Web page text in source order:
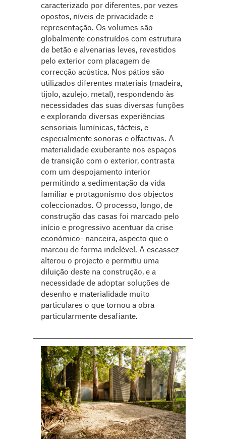
caracterizado por diferentes, por vezes
opostos, níveis de privacidade e
representação. Os volumes são
globalmente construídos com estrutura
de betão e alvenarias leves, revestidos
pelo exterior com placagem de
correcção acústica. Nos pátios são
utilizados diferentes materiais (madeira,
tijolo, azulejo, metal), respondendo às
necessidades das suas diversas funções
e explorando diversas experiências
sensoriais lumínicas, tácteis, e
especialmente sonoras e olfactivas. A
materialidade exuberante nos espaços
de transição com o exterior, contrasta
com um despojamento interior
permitindo a sedimentação da vida
familiar e protagonismo dos objectos
coleccionados. O processo, longo, de
construção das casas foi marcado pelo
início e progressivo acentuar da crise
económico- nanceira, aspecto que o
marcou de forma indelével. A escassez
alterou o projecto e permitiu uma
diluição deste na construção, e a
necessidade de adoptar soluções de
desenho e materialidade muito
particulares o que tornou a obra
particularmente desafiante.